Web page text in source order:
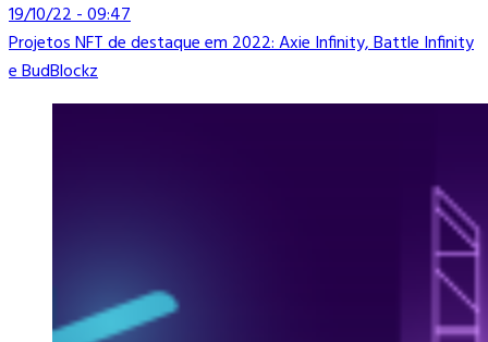
19/10/22 - 09:47
Projetos NFT de destaque em 2022: Axie Infinity, Battle Infinity
e BudBlockz